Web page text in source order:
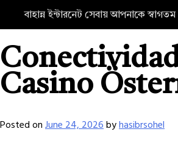
বাহান্ন ইন্টারনেট সেবায় আপনাকে
Casino
Posted onJune 24, 2026byhasibrsohel